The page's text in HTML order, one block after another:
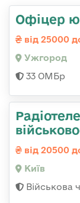
Офіцер
від 25000
Ужгород
33 ОМБр
від 20500
Київ
Військова